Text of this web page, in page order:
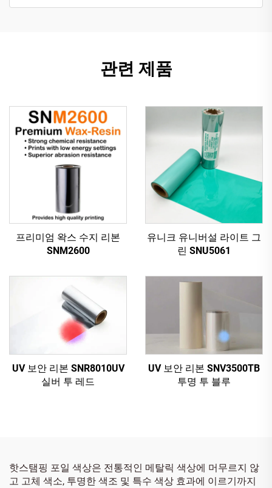
관련 제품
프리미엄 왁스 수지 리본
SNM2600
유니크 유니버설 라이트 그
린 SNU5061
UV 보안 리본 SNR8010UV
실버 투 레드
UV 보안 리본 SNV3500TB
투명 투 블루
핫스탬핑 포일 색상은 전통적인 메탈릭 색상에 머무르지 않
고 고체 색소, 투명한 색조 및 특수 색상 효과에 이르기까지